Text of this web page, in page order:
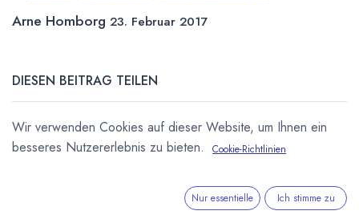
Arne Homborg 23. Februar 2017
DIESEN BEITRAG TEILEN
Wir verwenden Cookies auf dieser Website, um Ihnen ein
besseres Nutzererlebnis zu bieten.
Cookie-Richtlinien
Nur essentielle Ich stimme zu